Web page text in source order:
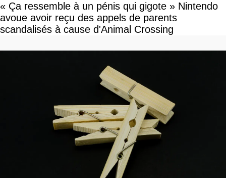
« Ça ressemble à un pénis qui gigote » Nintendo
avoue avoir reçu des appels de parents
scandalisés à cause d'Animal Crossing